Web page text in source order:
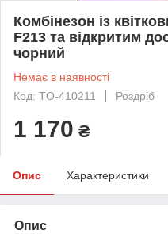
Комбінезон із
F213 та відкритим
чорний
Немає в наявності
Код: TO-410211
Роздріб
1 170 ₴
Опис Характеристики
Опис